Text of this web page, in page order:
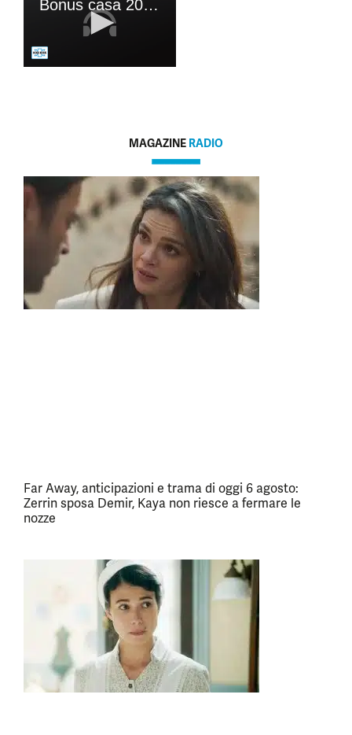
MAGAZINE RADIO
Far Away, anticipazioni e trama di oggi 6 agosto:
Zerrin sposa Demir, Kaya non riesce a fermare le
nozze